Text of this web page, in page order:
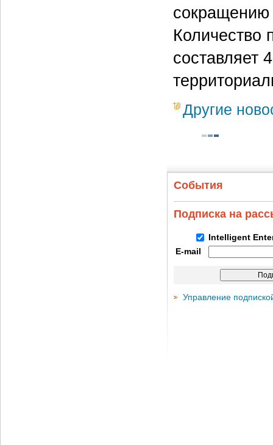
сокращению
Количество
составляет
Другие
События
Подписка на
Intelligent
E-mail
Управление